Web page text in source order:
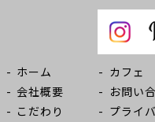
ホーム
会社概要
こだわり
カフェ
お問い
プライ